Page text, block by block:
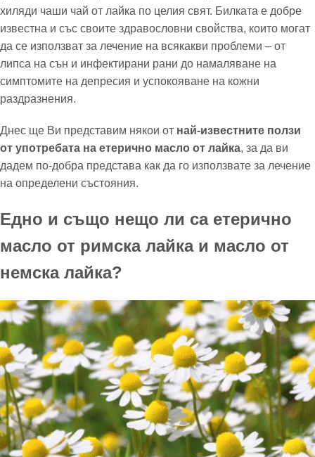
хиляди чаши чай от лайка по целия свят. Билката е добре
известна и със своите здравословни свойства, които могат
да се използват за лечение на всякакви проблеми – от
липса на сън и инфектирани рани до намаляване на
симптомите на депресия и успокояване на кожни
раздразнения.
Днес ще Ви представим някои от най-известните ползи
от употребата на етерично масло от лайка, за да ви
дадем по-добра представа как да го използвате за лечение
на определени състояния.
Едно и също нещо ли са етерично
масло от римска лайка и масло от
немска лайка?